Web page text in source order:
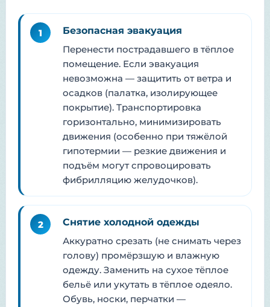
1
Безопасная эвакуация
Перенести пострадавшего в тёплое
помещение. Если эвакуация
невозможна — защитить от ветра и
осадков (палатка, изолирующее
покрытие). Транспортировка
горизонтально, минимизировать
движения (особенно при тяжёлой
гипотермии — резкие движения и
подъём могут спровоцировать
фибрилляцию желудочков).
2
Снятие холодной одежды
Аккуратно срезать (не снимать через
голову) промёрзшую и влажную
одежду. Заменить на сухое тёплое
бельё или укутать в тёплое одеяло.
Обувь, носки, перчатки —